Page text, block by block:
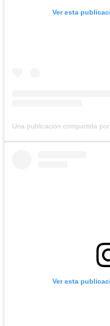
Ver esta
Ver esta